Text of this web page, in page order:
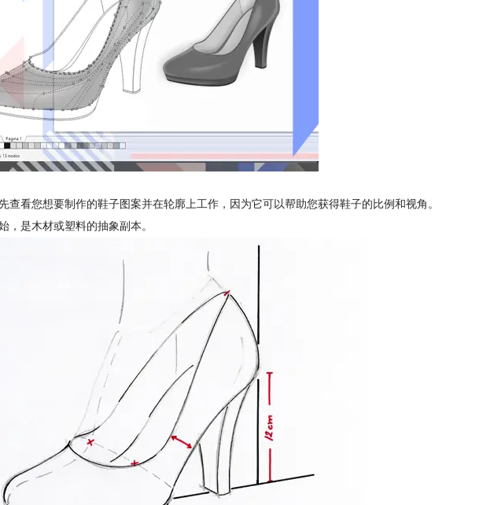
看您想要制作的鞋子图案并在轮廓上工作，因为它可以帮助您获得鞋子的比例和视角。
，是木材或塑料的抽象副本。